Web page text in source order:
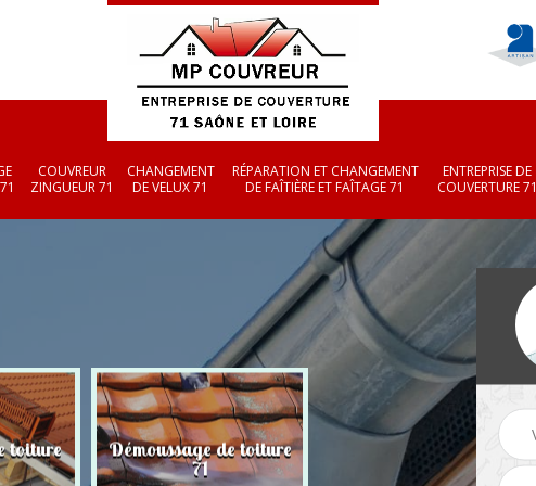
COUVREUR
ZINGUEUR 71
CHANGEMENT
DE VELUX 71
RÉPARATION ET CHANGEMENT
DE FAÎTIÈRE ET FAÎTAGE 71
ENTREPRISE DE
COUVERTURE 71
toiture Démoussage de toiture
71 Couvreur zingueur 71